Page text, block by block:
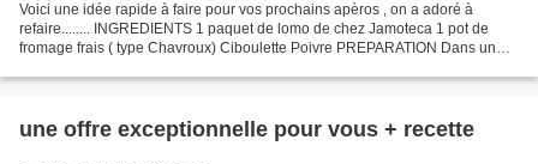
Voici une idée rapide à faire pour vos prochains apèros , on a adoré à
refaire........ INGREDIENTS 1 paquet de lomo de chez Jamoteca 1 pot de
fromage frais ( type Chavroux) Ciboulette Poivre PREPARATION Dans un
une offre exceptionnelle pour vous + recette